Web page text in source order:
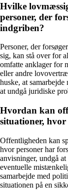
Hvilke
personer, der
indgriben?
Personer, der
sig, kan stå over for
omfatte anklager for
eller andre
huske, at
at undgå juridiske
Hvordan kan
situationer, hvor
Offentligheden kan
hvor personer har
anvisninger, undgå
eventuelle
samarbejde med
situationen på en